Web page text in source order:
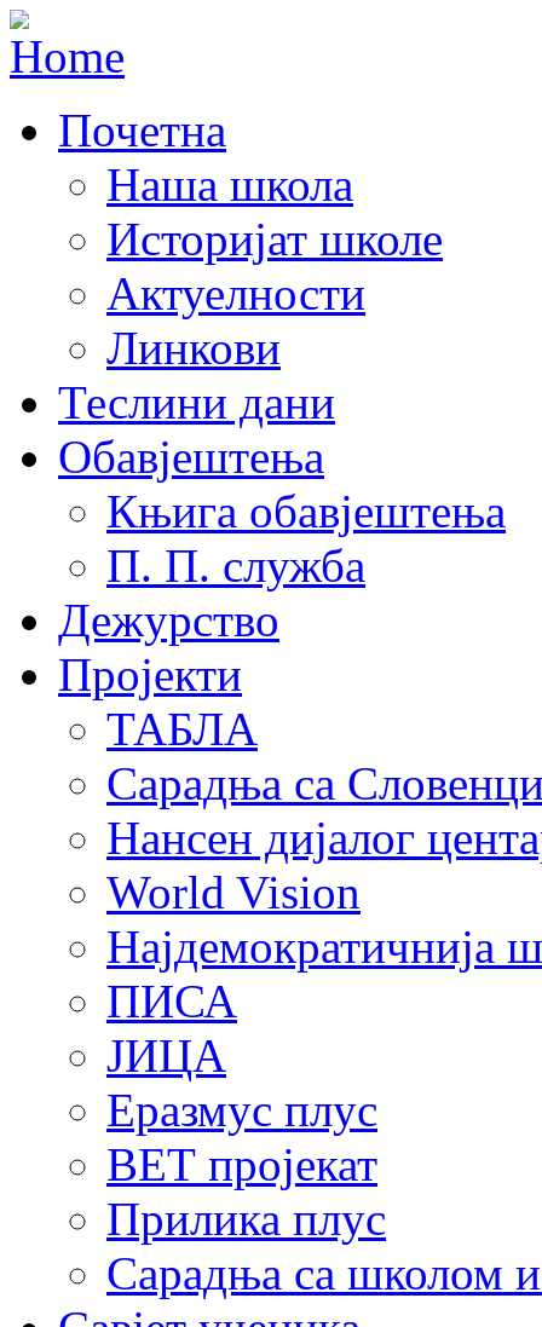
Почетна
Наша школа
Историјат школе
Актуелности
Линкови
Теслини дани
Обавјештења
Књига обавјештења
П. П. служба
Дежурство
Пројекти
ТАБЛА
Сарадња са
Нансен дијалог
World Vision
Најдемократичнија
ПИСА
ЈИЦА
Еразмус плус
ВЕТ пројекат
Прилика плус
Сарадња са школом